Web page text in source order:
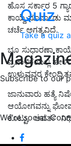
Quiz
Take a quiz
Subscribe to our
We're social.
ಹೊಸ ಸರ್ಕಾರ 5
ಕಾಯ್ದೆ ಮಾರ್ಪಾಡು
ಚರ್ಚೆ ಅಗತ್ಯವಿದೆ.
ಭೂ ಸುಧಾರಣಾ
ಪ್ರಣಾಳಿಕೆಯಲ್ಲಿ
ಉಳುವವರ
ಜಾನುವಾರು ಹತ್ಯೆ
ಆಯೋಗವನ್ನು
ಕೊಟ್ಟು, ಆವರ್ತ